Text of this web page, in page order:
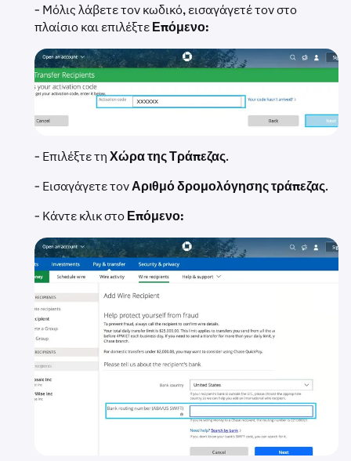
- Μόλις λάβετε τον κωδικό, εισαγάγετέ τον στο
πλαίσιο και επιλέξτεΕπόμενο:
- Επιλέξτε τηΧώρα της Τράπεζας.
- Εισαγάγετε τονΑριθμό δρομολόγησης τράπεζας.
- Κάντε κλικ στοΕπόμενο: